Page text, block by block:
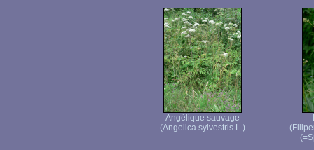
Angélique sauvage
(Angelica sylvestris L.)